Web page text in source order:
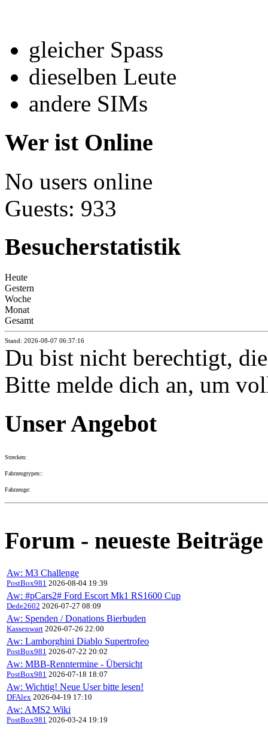
gleicher Spass
dieselben Leute
andere SIMs
Wer ist Online
No users online
Guests: 933
Besucherstatistik
Heute
Gestern
Woche
Monat
Gesamt
Stand: 2026-08-07 06:37:16
Du bist nicht berechtigt,
Bitte melde dich an, um
Unser Angebot
Strecken:
Fahrzeugtypen::
Fahrzeuge:
Forum - neueste Beiträge
Aw: M3 Challenge
PostBox981 2026-08-04 19:39
Aw: #pCars2# Ford Escort Mk1 RS1600 Cup
Dede2602 2026-07-27 08:09
Aw: Spenden / Donations Bierbuden
Kassenwart 2026-07-26 22:00
Aw: Lamborghini Diablo Supertrofeo
PostBox981 2026-07-22 20:02
Aw: MBB-Renntermine - Übersicht
PostBox981 2026-07-18 18:07
Aw: Wichtig! Neue User bitte lesen!
DFAlex 2026-04-19 17:10
Aw: AMS2 Wiki
PostBox981 2026-03-24 19:19